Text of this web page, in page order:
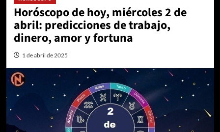
Horóscopo de hoy, miércoles 2 de
abril: predicciones de trabajo,
dinero, amor y fortuna
1 de abril de 2025